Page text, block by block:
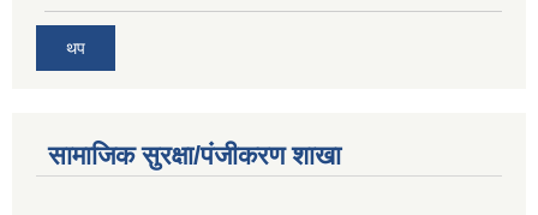
थप
सामाजिक सुरक्षा/पंजीकरण शाखा